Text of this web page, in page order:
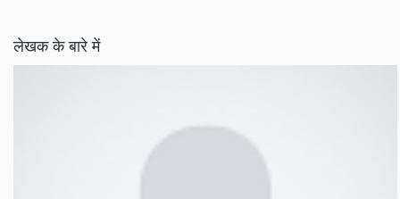
लेखक के बारे में